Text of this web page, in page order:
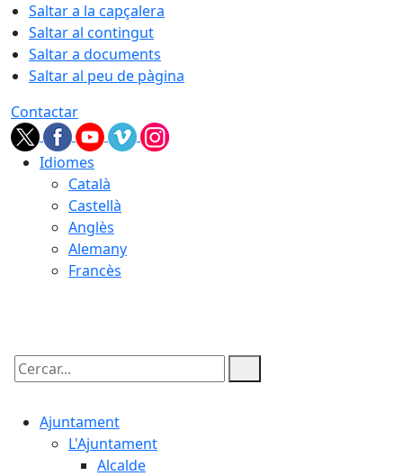
Saltar a la capçalera
Saltar al contingut
Saltar a documents
Saltar al peu de pàgina
Contactar
Idiomes
Català
Castellà
Anglès
Alemany
Francès
Cercar:
Ajuntament
L'Ajuntament
Alcalde